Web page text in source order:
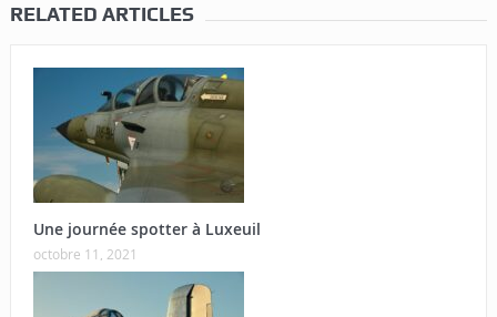
RELATED ARTICLES
Une journée spotter à Luxeuil
octobre 11, 2021